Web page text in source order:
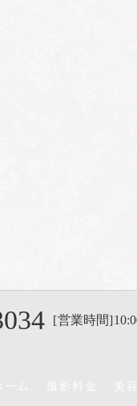
[営業時間